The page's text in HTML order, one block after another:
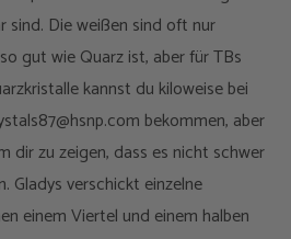
sind. Die weißen sind oft nur
gut wie Quarz ist, aber für TBs
kannst du kiloweise bei
bekommen, aber
dir zu zeigen, dass es nicht schwer
Gladys verschickt einzelne
einem Viertel und einem halben